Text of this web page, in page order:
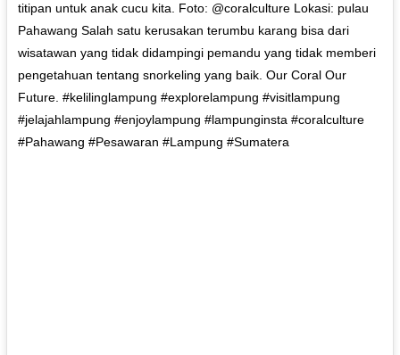
titipan untuk anak cucu kita. Foto: @coralculture Lokasi: pulau
Pahawang Salah satu kerusakan terumbu karang bisa dari
wisatawan yang tidak didampingi pemandu yang tidak memberi
pengetahuan tentang snorkeling yang baik. Our Coral Our
Future. #kelilinglampung #explorelampung #visitlampung
#jelajahlampung #enjoylampung #lampunginsta #coralculture
#Pahawang #Pesawaran #Lampung #Sumatera